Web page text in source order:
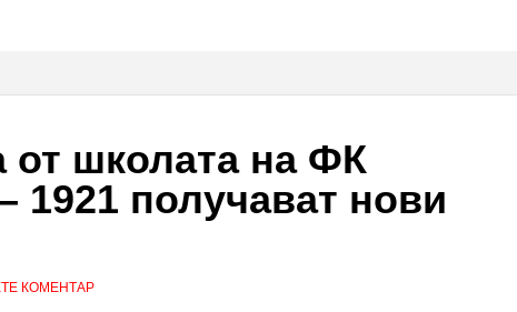
от школата на ФК
1921 получават нови
КОМЕНТАР